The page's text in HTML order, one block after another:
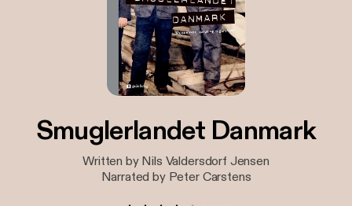
Smuglerlandet Danmark
Written by Nils Valdersdorf Jensen
Narrated by Peter Carstens